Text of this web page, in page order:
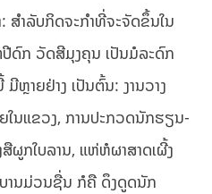
ສໍາລັບກິດຈະກໍາທີ່ຈະຈັດຂຶ້ນໃນ
ປີດົກ ວັດສີມຸງຄຸນ ເປັນມໍລະດົກ
ຫຼາຍຢ່າງ ເປັນຕົ້ນ: ງານວາງ
ໃນແຂວງ, ການປະກວດນັກຮຽນ-
ກໃບລານ, ແຫ່ຫໍຜາສາດເຜີ້ງ
ານມ່ວນຊື່ນ ກໍຄື ດຶງດູດນັກ